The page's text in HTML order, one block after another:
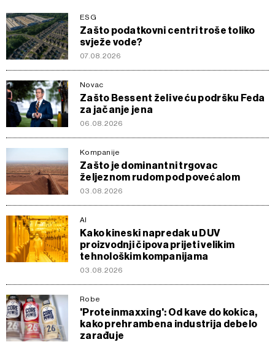
ESG
Zašto podatkovni centri troše toliko
svježe vode?
07.08.2026
Novac
Zašto Bessent želi veću podršku Feda
za jačanje jena
06.08.2026
Kompanije
Zašto je dominantni trgovac
željeznom rudom pod povećalom
03.08.2026
AI
Kako kineski napredak u DUV
proizvodnji čipova prijeti velikim
tehnološkim kompanijama
03.08.2026
Robe
'Proteinmaxxing': Od kave do kokica,
kako prehrambena industrija debelo
zarađuje